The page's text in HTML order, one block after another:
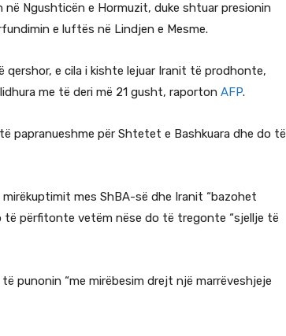
Ngushticën e Hormuzit, duke shtuar presionin
e luftës në Lindjen e Mesme.
qershor, e cila i kishte lejuar Iranit të prodhonte,
me të deri më 21 gusht, raporton AFP.
papranueshme për Shtetet e Bashkuara dhe do të
mes ShBA-së dhe Iranit “bazohet
të përfitonte vetëm nëse do të tregonte “sjellje të
punonin “me mirëbesim drejt një marrëveshjeje